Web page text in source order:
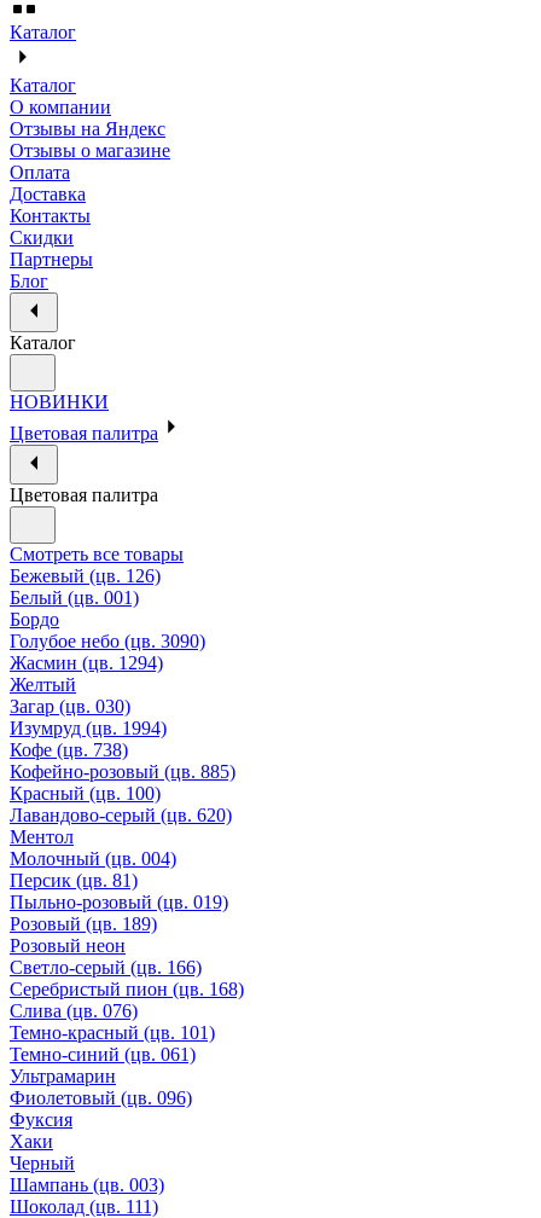
Каталог
Каталог
О компании
Отзывы на Яндекс
Отзывы о магазине
Оплата
Доставка
Контакты
Скидки
Партнеры
Блог
Каталог
НОВИНКИ
Цветовая палитра
Цветовая палитра
Смотреть все товары
Бежевый (цв. 126)
Белый (цв. 001)
Бордо
Голубое небо (цв. 3090)
Жасмин (цв. 1294)
Желтый
Загар (цв. 030)
Изумруд (цв. 1994)
Кофе (цв. 738)
Кофейно-розовый (цв. 885)
Красный (цв. 100)
Лавандово-серый (цв. 620)
Ментол
Молочный (цв. 004)
Персик (цв. 81)
Пыльно-розовый (цв. 019)
Розовый (цв. 189)
Розовый неон
Светло-серый (цв. 166)
Серебристый пион (цв. 168)
Слива (цв. 076)
Темно-красный (цв. 101)
Темно-синий (цв. 061)
Ультрамарин
Фиолетовый (цв. 096)
Фуксия
Хаки
Черный
Шампань (цв. 003)
Шоколад (цв. 111)